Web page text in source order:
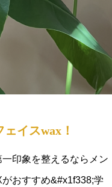
イスwax！
印象を整えるならメン
おすすめ&#x1f338;学